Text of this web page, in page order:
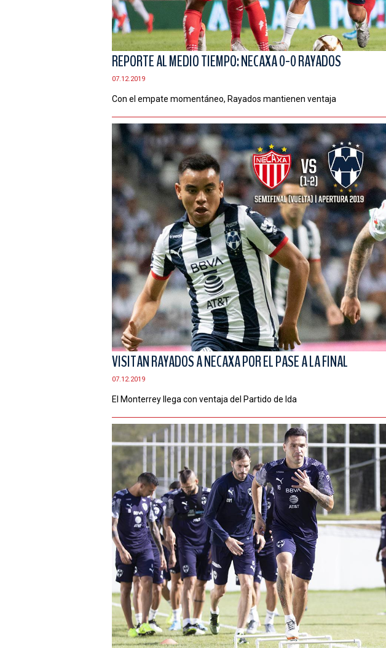
REPORTE AL MEDIO TIEMPO: NECAXA 0-0 RAYADOS
07.12.2019
Con el empate momentáneo, Rayados mantienen ventaja
VISITAN RAYADOS A NECAXA POR EL PASE A LA FINAL
07.12.2019
El Monterrey llega con ventaja del Partido de Ida